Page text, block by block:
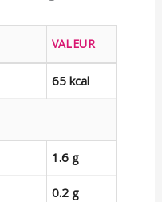
VALEUR
65 kcal
1.6 g
0.2 g